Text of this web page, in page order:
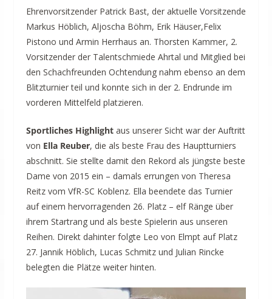
Ehrenvorsitzender Patrick Bast, der aktuelle Vorsitzende
Markus Höblich, Aljoscha Böhm, Erik Häuser,Felix
Pistono und Armin Herrhaus an. Thorsten Kammer, 2.
Vorsitzender der Talentschmiede Ahrtal und Mitglied bei
den Schachfreunden Ochtendung nahm ebenso an dem
Blitzturnier teil und konnte sich in der 2. Endrunde im
vorderen Mittelfeld platzieren.
Sportliches Highlightaus unserer Sicht war der Auftritt
von Ella Reuber, die als beste Frau des Hauptturniers
abschnitt. Sie stellte damit den Rekord als jüngste beste
Dame von 2015 ein – damals errungen von Theresa
Reitz vom VfR-SC Koblenz. Ella beendete das Turnier
auf einem hervorragenden 26. Platz – elf Ränge über
ihrem Startrang und als beste Spielerin aus unseren
Reihen. Direkt dahinter folgte Leo von Elmpt auf Platz
27. Jannik Höblich, Lucas Schmitz und Julian Rincke
belegten die Plätze weiter hinten.